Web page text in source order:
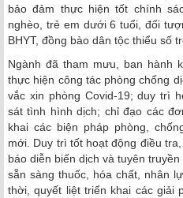
bảo đảm thực hiện tốt chính
nghèo, trẻ em dưới 6 tuổi, đối
BHYT, đồng bào dân tộc thiểu số
Ngành đã tham mưu, ban hành
thực hiện công tác phòng chống
vắc xin phòng Covid-19; duy trì
sát tình hình dịch; chỉ đạo các
khai các biện pháp phòng,
mới. Duy trì tốt hoạt động điều
báo diễn biến dịch và tuyên
sẵn sàng thuốc, hóa chất, nhân
thời, quyết liệt triển khai các giải